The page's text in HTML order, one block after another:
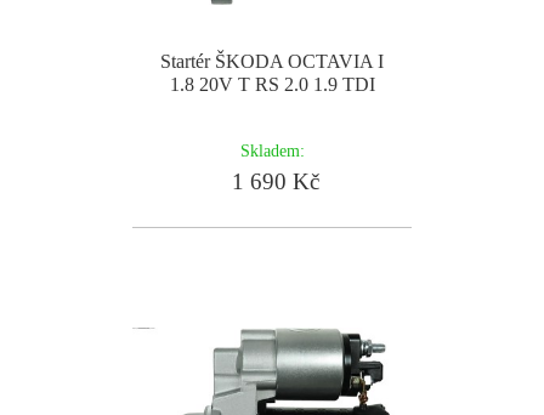
Startér ŠKODA OCTAVIA I
1.8 20V T RS 2.0 1.9 TDI
Skladem:
1 690 Kč